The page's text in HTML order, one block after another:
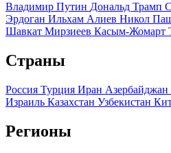
Владимир Путин Дональд Трамп
Эрдоган Ильхам Алиев Никол
Шавкат Мирзиеев Касым-Жомарт
Страны
Россия Турция Иран Азербайджан
Израиль Казахстан Узбекистан
Регионы